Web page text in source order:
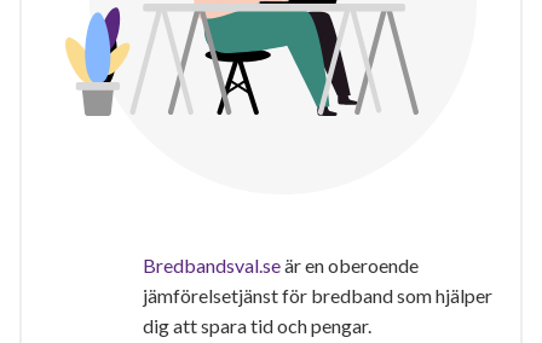
Bredbandsval.seär en oberoende
jämförelsetjänst för bredband som hjälper
dig att spara tid och pengar.